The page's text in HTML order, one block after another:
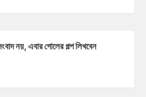
নয়, এবার গোলের গল্প লিখবেন